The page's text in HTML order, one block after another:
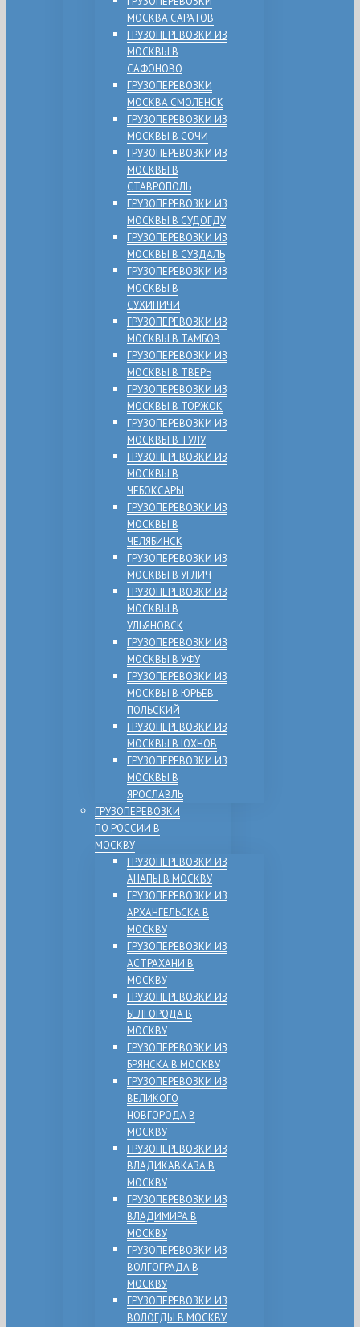
МОСКВА САРАТОВ
ГРУЗОПЕРЕВОЗКИ ИЗ
МОСКВЫ В
САФОНОВО
ГРУЗОПЕРЕВОЗКИ
МОСКВА СМОЛЕНСК
ГРУЗОПЕРЕВОЗКИ ИЗ
МОСКВЫ В СОЧИ
ГРУЗОПЕРЕВОЗКИ ИЗ
МОСКВЫ В
СТАВРОПОЛЬ
ГРУЗОПЕРЕВОЗКИ ИЗ
МОСКВЫ В СУДОГДУ
ГРУЗОПЕРЕВОЗКИ ИЗ
МОСКВЫ В СУЗДАЛЬ
ГРУЗОПЕРЕВОЗКИ ИЗ
МОСКВЫ В
СУХИНИЧИ
ГРУЗОПЕРЕВОЗКИ ИЗ
МОСКВЫ В ТАМБОВ
ГРУЗОПЕРЕВОЗКИ ИЗ
МОСКВЫ В ТВЕРЬ
ГРУЗОПЕРЕВОЗКИ ИЗ
МОСКВЫ В ТОРЖОК
ГРУЗОПЕРЕВОЗКИ ИЗ
МОСКВЫ В ТУЛУ
ГРУЗОПЕРЕВОЗКИ ИЗ
МОСКВЫ В
ЧЕБОКСАРЫ
ГРУЗОПЕРЕВОЗКИ ИЗ
МОСКВЫ В
ЧЕЛЯБИНСК
ГРУЗОПЕРЕВОЗКИ ИЗ
МОСКВЫ В УГЛИЧ
ГРУЗОПЕРЕВОЗКИ ИЗ
МОСКВЫ В
УЛЬЯНОВСК
ГРУЗОПЕРЕВОЗКИ ИЗ
МОСКВЫ В УФУ
ГРУЗОПЕРЕВОЗКИ ИЗ
МОСКВЫ В ЮРЬЕВ-
ПОЛЬСКИЙ
ГРУЗОПЕРЕВОЗКИ ИЗ
МОСКВЫ В ЮХНОВ
ГРУЗОПЕРЕВОЗКИ ИЗ
МОСКВЫ В
ЯРОСЛАВЛЬ
ГРУЗОПЕРЕВОЗКИ
ПО РОССИИ В
МОСКВУ
ГРУЗОПЕРЕВОЗКИ ИЗ
АНАПЫ В МОСКВУ
ГРУЗОПЕРЕВОЗКИ ИЗ
АРХАНГЕЛЬСКА В
МОСКВУ
ГРУЗОПЕРЕВОЗКИ ИЗ
АСТРАХАНИ В
МОСКВУ
ГРУЗОПЕРЕВОЗКИ ИЗ
БЕЛГОРОДА В
МОСКВУ
ГРУЗОПЕРЕВОЗКИ ИЗ
БРЯНСКА В МОСКВУ
ГРУЗОПЕРЕВОЗКИ ИЗ
ВЕЛИКОГО
НОВГОРОДА В
МОСКВУ
ГРУЗОПЕРЕВОЗКИ ИЗ
ВЛАДИКАВКАЗА В
МОСКВУ
ГРУЗОПЕРЕВОЗКИ ИЗ
ВЛАДИМИРА В
МОСКВУ
ГРУЗОПЕРЕВОЗКИ ИЗ
ВОЛГОГРАДА В
МОСКВУ
ГРУЗОПЕРЕВОЗКИ ИЗ
ВОЛОГДЫ В МОСКВУ